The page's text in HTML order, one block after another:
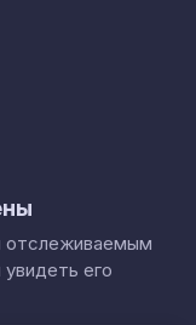
отслеживаемым
его